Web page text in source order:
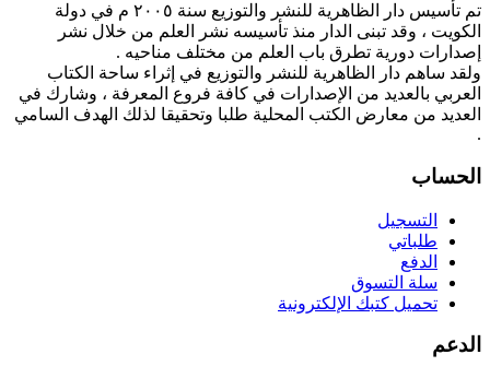
تم تأسيس دار الظاهرية للنشر والتوزيع سنة ٢٠٠٥ م في دولة
الكويت ، وقد تبنى الدار منذ تأسيسه نشر العلم من خلال نشر
إصدارات دورية تطرق باب العلم من مختلف مناحيه .
ولقد ساهم دار الظاهرية للنشر والتوزيع في إثراء ساحة الكتاب
العربي بالعديد من الإصدارات في كافة فروع المعرفة ، وشارك في
العديد من معارض الكتب المحلية طلبا وتحقيقا لذلك الهدف السامي
.
الحساب
التسجيل
طلباتي
الدفع
سلة التسوق
تحميل كتبك الإلكترونية
الدعم